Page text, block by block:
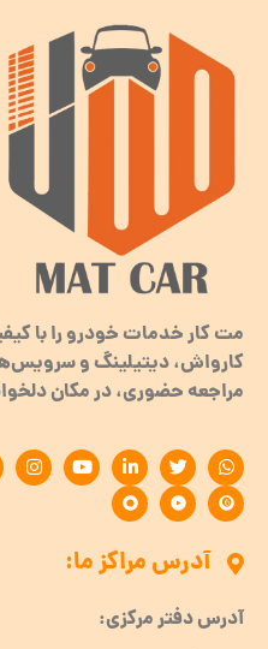
مت کار خدمات خودرو را با
کارواش، دیتیلینگ و
مراجعه حضوری، در مکان
آدرس مراکز ما:
آدرس دفتر مرکزی: